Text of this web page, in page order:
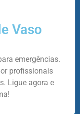
Vaso
emergências.
profissionais
Ligue agora e